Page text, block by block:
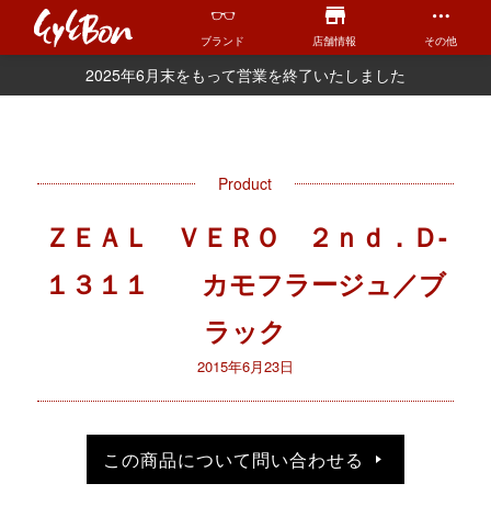
ブランド 店舗情報 その他
2025年6月末をもって営業を終了いたしました
Product
ＺＥＡＬ ＶＥＲＯ ２ｎｄ．Ｄ-
１３１１ カモフラージュ／ブ
ラック
2015年6月23日
この商品について問い合わせる